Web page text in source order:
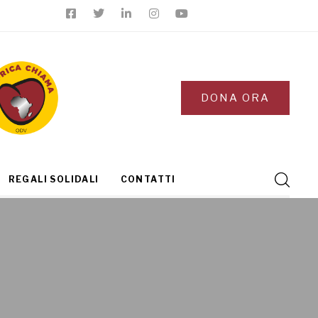
DONA ORA
REGALI SOLIDALI CONTATTI